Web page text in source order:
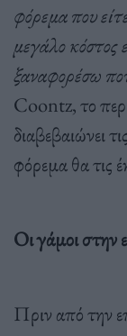
φόρεμα που
μεγάλο κόστος
ξαναφορέσω
Coontz, το
διαβεβαιώνει
φόρεμα θα τις
Οι γάμοι στην
Πριν από την